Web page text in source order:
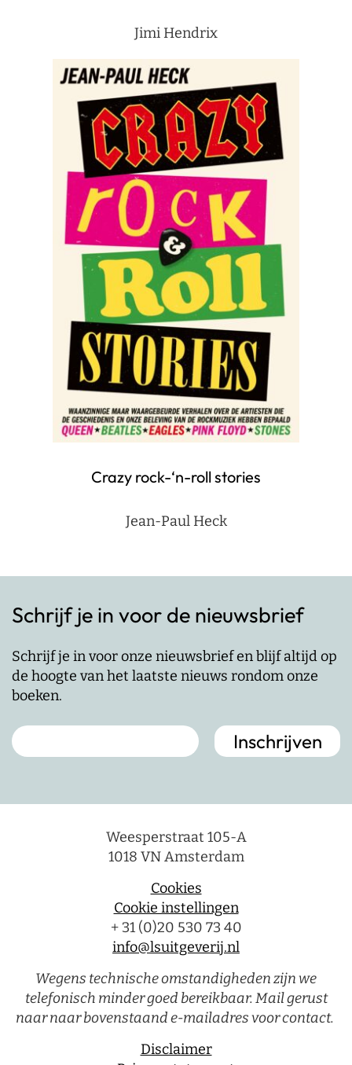
Jimi Hendrix
Crazy rock-‘n-roll stories
Jean-Paul Heck
Schrijf je in voor de nieuwsbrief
Schrijf je in voor onze nieuwsbrief en blijf altijd op
de hoogte van het laatste nieuws rondom onze
boeken.
Weesperstraat 105-A
1018 VN Amsterdam
Cookies
Cookie instellingen
+ 31 (0)20 530 73 40
info@lsuitgeverij.nl
Wegens technische omstandigheden zijn we
telefonisch minder goed bereikbaar. Mail gerust
naar naar bovenstaand e-mailadres voor contact.
Disclaimer